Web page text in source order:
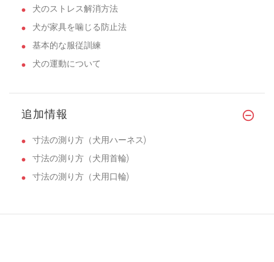
犬のストレス解消方法
犬が家具を噛じる防止法
基本的な服従訓練
犬の運動について
追加情報
寸法の測り方（犬用ハーネス)
寸法の測り方（犬用首輪)
寸法の測り方（犬用口輪)